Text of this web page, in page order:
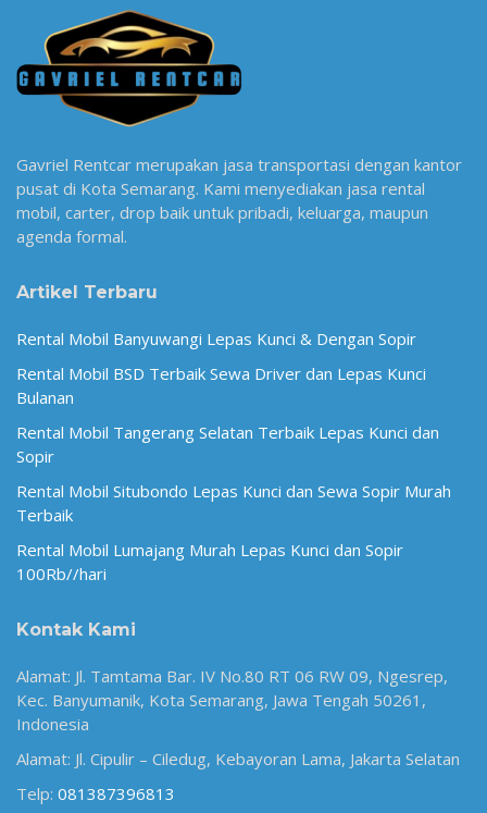
Gavriel Rentcar merupakan jasa transportasi dengan kantor
pusat di Kota Semarang. Kami menyediakan jasa rental
mobil, carter, drop baik untuk pribadi, keluarga, maupun
agenda formal.
Artikel Terbaru
Rental Mobil Banyuwangi Lepas Kunci & Dengan Sopir
Rental Mobil BSD Terbaik Sewa Driver dan Lepas Kunci
Bulanan
Rental Mobil Tangerang Selatan Terbaik Lepas Kunci dan
Sopir
Rental Mobil Situbondo Lepas Kunci dan Sewa Sopir Murah
Terbaik
Rental Mobil Lumajang Murah Lepas Kunci dan Sopir
100Rb//hari
Kontak Kami
Alamat: Jl. Tamtama Bar. IV No.80 RT 06 RW 09, Ngesrep,
Kec. Banyumanik, Kota Semarang, Jawa Tengah 50261,
Indonesia
Alamat: Jl. Cipulir – Ciledug, Kebayoran Lama, Jakarta Selatan
Telp: 081387396813